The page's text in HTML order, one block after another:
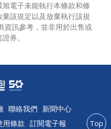
電子未能執行本條款和條
該規定以及放棄執行該規
資訊參考，並非用於出售或
券。
聯絡我們 新聞中心
用條款 訂閱電子報 Top